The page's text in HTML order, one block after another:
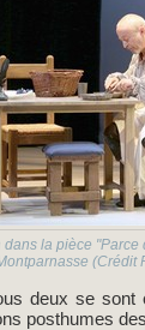
la pièce "Parce
(Crédit
deux se
posthumes des